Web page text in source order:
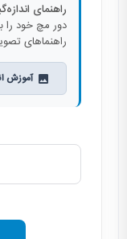
راهنمای
دور مچ خود را
راهنماهای
آموزش